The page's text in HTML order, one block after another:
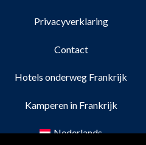
Privacyverklaring
Contact
Hotels onderweg Frankrijk
Kamperen in Frankrijk
Nederlands